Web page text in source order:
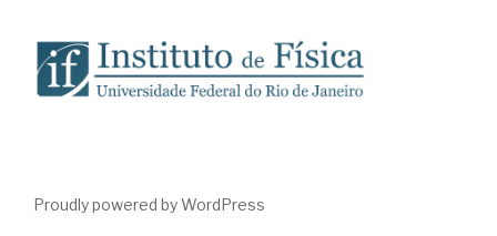
Proudly powered by WordPress